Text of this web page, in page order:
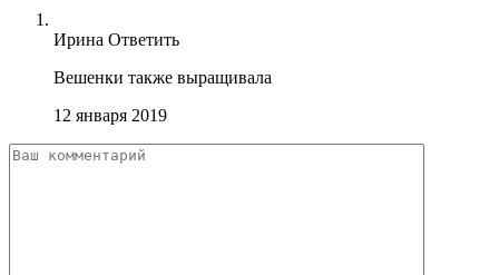
Ирина Ответить
Вешенки также выращивала
12 января 2019